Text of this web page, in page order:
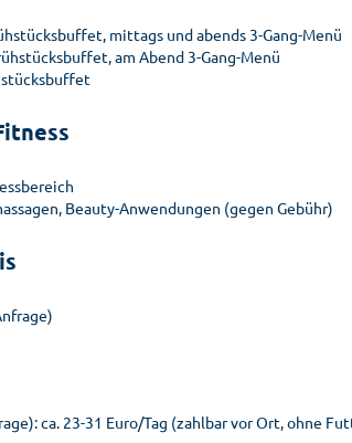
mittags und abends 3-Gang-Menü
am Abend 3-Gang-Menü
Beauty-Anwendungen (gegen Gebühr)
ca. 23-31 Euro/Tag (zahlbar vor Ort, ohne